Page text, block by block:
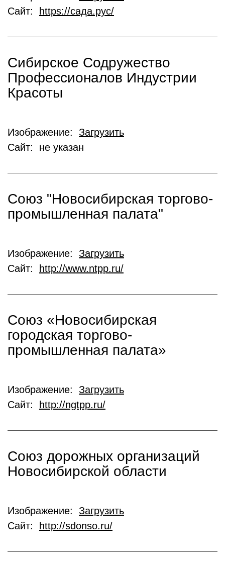
Сайт:
https://сада.рус/
Сибирское Содружество
Профессионалов Индустрии
Красоты
Изображение: Загрузить
Сайт: не указан
Союз "Новосибирская торгово-
промышленная палата"
Изображение: Загрузить
Сайт:
http://www.ntpp.ru/
Союз «Новосибирская
городская торгово-
промышленная палата»
Изображение: Загрузить
Сайт:
http://ngtpp.ru/
Союз дорожных организаций
Новосибирской области
Изображение: Загрузить
Сайт:
http://sdonso.ru/